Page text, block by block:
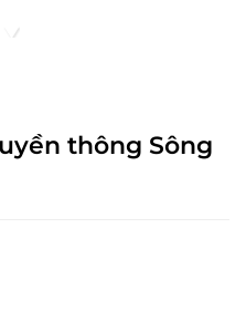
thông Sông